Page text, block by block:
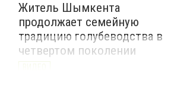
Житель Шымкента
продолжает семейную
традицию голубеводства в
четвертом поколении